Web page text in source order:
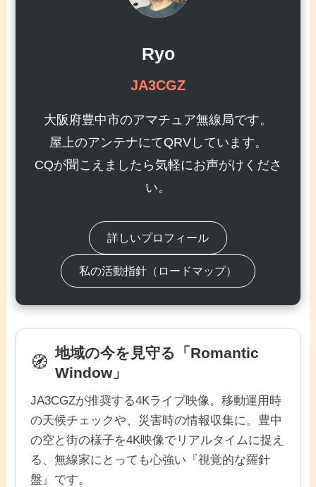
Ryo
JA3CGZ
大阪府豊中市のアマチュア無線局です。
屋上のアンテナにてQRVしています。
CQが聞こえましたら気軽にお声がけくださ
い。
詳しいプロフィール
私の活動指針（ロードマップ）
🧭 地域の今を見守る「Romantic
Window」
JA3CGZが推奨する4Kライブ映像。移動運用時
の天候チェックや、災害時の情報収集に。豊中
の空と街の様子を4K映像でリアルタイムに捉え
る、無線家にとっても心強い『視覚的な羅針
盤』です。